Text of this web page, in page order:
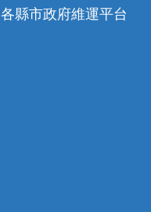
各縣市政府維運平台